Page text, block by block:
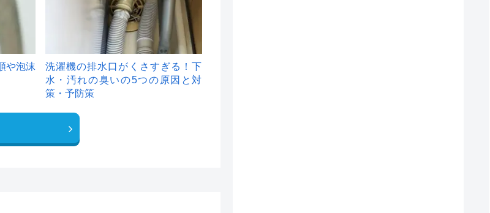
や泡沫
洗濯機の排水口がくさすぎる！下
水・汚れの臭いの5つの原因と対
策・予防策